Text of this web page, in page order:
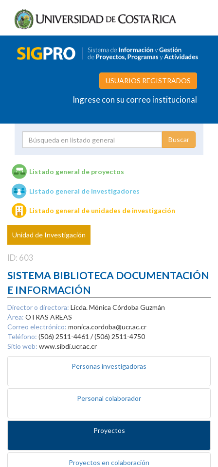
USUARIOS REGISTRADOS
Ingrese con su correo institucional
Unidades de investigación
Listado general de proyectos
Listado general de investigadores
Listado general de unidades de investigación
Unidad de Investigación
ID: 603
SISTEMA BIBLIOTECA DOCUMENTACIÓN
E INFORMACIÓN
Director o directora: Licda. Mónica Córdoba Guzmán
Área: OTRAS AREAS
Correo electrónico: monica.cordoba@ucr.ac.cr
Teléfono: (506) 2511-4461 / (506) 2511-4750
Sitio web: www.sibdi.ucr.ac.cr
Personas investigadoras
Personal colaborador
Proyectos
Proyectos en colaboración